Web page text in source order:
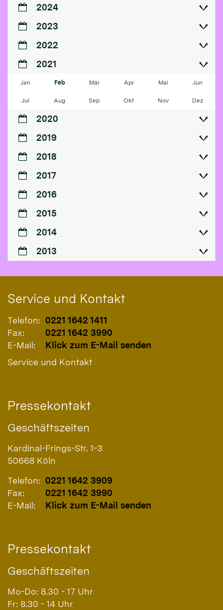
2024
2023
2022
2021
Jan Feb Mär Apr Mai Jun
Jul Aug Sep Okt Nov Dez
2020
2019
2018
2017
2016
2015
2014
2013
Service und Kontakt
Telefon: 0221 1642 1411
Fax:
0221 1642 3990
E-Mail:
Klick zum E-Mail senden
Service und Kontakt
Pressekontakt
Geschäftszeiten
Kardinal-Frings-Str. 1-3
50668 Köln
Telefon: 0221 1642 3909
Fax:
0221 1642 3990
E-Mail:
Klick zum E-Mail senden
Pressekontakt
Geschäftszeiten
Mo-Do: 8.30 - 17 Uhr
Fr: 8.30 - 14 Uhr